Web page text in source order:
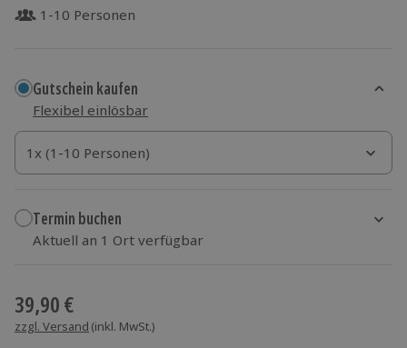
1-10 Personen
Gutschein kaufen
Flexibel einlösbar
1x (1-10 Personen)
1x (1-10 Personen)
1x (1-10 Personen)
Termin buchen
Aktuell an 1 Ort verfügbar
39,90 €
zzgl. Versand (inkl. MwSt.)